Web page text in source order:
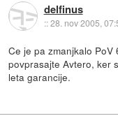
delfinus
::28. nov 2005,
Ce je pa zmanjkalo
povprasajte Avtero, ker
leta garancije.